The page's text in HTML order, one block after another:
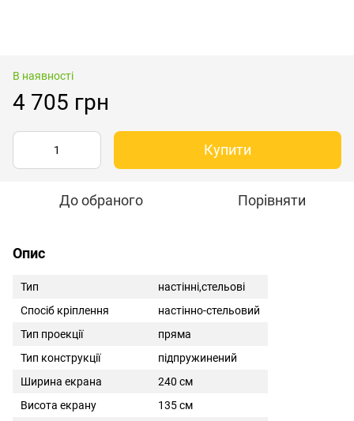
В наявності
4 705 грн
Купити
До обраного Порівняти
Опис
Тип
настінні,стельові
Спосіб кріплення
настінно-стельовий
Тип проекції
пряма
Тип конструкції
підпружинений
Ширина екрана
240 см
Висота екрану
135 см